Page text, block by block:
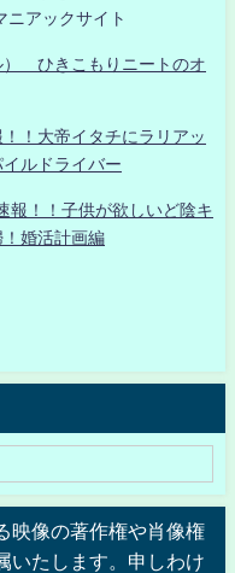
ニアックサイト
） ひきこもりニートのオ
！大帝イタチにラリアッ
ルドライバー
報！！子供が欲しいど陰キ
婚活計画編
映像の著作権や肖像権
いたします。申しわけ